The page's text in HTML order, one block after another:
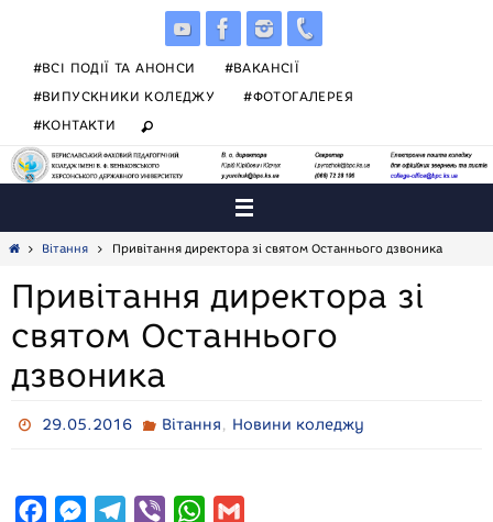
#ВСІ ПОДІЇ ТА АНОНСИ
#ВАКАНСІЇ
#ВИПУСКНИКИ КОЛЕДЖУ
#ФОТОГАЛЕРЕЯ
#КОНТАКТИ
HomeВітання Привітання директора зі святом Останнього дзвоника
Привітання директора зі
святом Останнього
дзвоника
29.05.2016 Вітання, Новини коледжу
M
W